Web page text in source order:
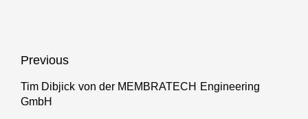
Beitragsnavigation
Previous
Previous
post:
Tim Dibjick von der MEMBRATECH Engineering
GmbH